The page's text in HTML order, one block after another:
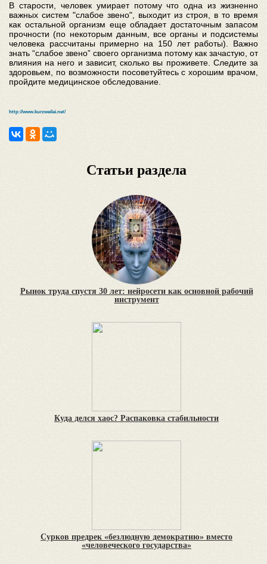
В старости, человек умирает потому что одна из жизненно
важных систем "слабое звено", выходит из строя, в то время
как остальной организм еще обладает достаточным запасом
прочности (по некоторым данным, все органы и подсистемы
человека рассчитаны примерно на 150 лет работы). Важно
знать “слабое звено” своего организма потому как зачастую, от
влияния на него и зависит, сколько вы проживете. Следите за
здоровьем, по возможности посоветуйтесь с хорошим врачом,
пройдите медицинское обследование.
http://www.kurzweilai.net/
Статьи раздела
Рынок труда спустя 30 лет: нейросети как основной рабочий
инструмент
Куда делся хаос? Распаковка стабильности
Сурков предрек «безлюдную демократию» вместо
«человеческого государства»